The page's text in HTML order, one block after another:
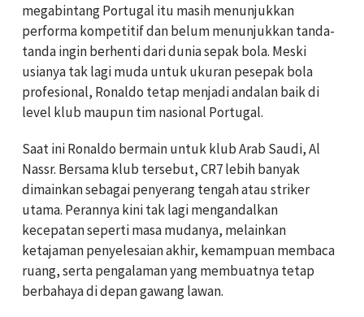
megabintang Portugal itu masih menunjukkan
performa kompetitif dan belum menunjukkan tanda-
tanda ingin berhenti dari dunia sepak bola. Meski
usianya tak lagi muda untuk ukuran pesepak bola
profesional, Ronaldo tetap menjadi andalan baik di
level klub maupun tim nasional Portugal.
Saat ini Ronaldo bermain untuk klub Arab Saudi, Al
Nassr. Bersama klub tersebut, CR7 lebih banyak
dimainkan sebagai penyerang tengah atau striker
utama. Perannya kini tak lagi mengandalkan
kecepatan seperti masa mudanya, melainkan
ketajaman penyelesaian akhir, kemampuan membaca
ruang, serta pengalaman yang membuatnya tetap
berbahaya di depan gawang lawan.